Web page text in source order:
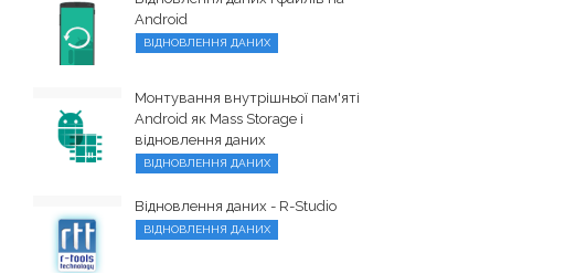
Android
ВІДНОВЛЕННЯ ДАНИХ
Монтування внутрішньої пам'яті
Android як Mass Storage і
відновлення даних
ВІДНОВЛЕННЯ ДАНИХ
Відновлення даних - R-Studio
ВІДНОВЛЕННЯ ДАНИХ